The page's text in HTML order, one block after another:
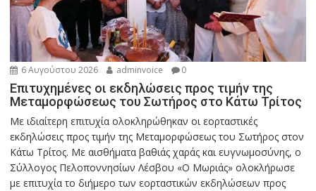
6 Αυγούστου 2026 adminvoice 0
Επιτυχημένες οι εκδηλώσεις προς τιμήν της
Μεταμορφώσεως του Σωτήρος στο Κάτω Τρίτος
Με ιδιαίτερη επιτυχία ολοκληρώθηκαν οι εορταστικές
εκδηλώσεις προς τιμήν της Μεταμορφώσεως του Σωτήρος στον
Κάτω Τρίτος. Με αισθήματα βαθιάς χαράς και ευγνωμοσύνης, ο
Σύλλογος Πελοποννησίων Λέσβου «Ο Μωριάς» ολοκλήρωσε
με επιτυχία το διήμερο των εορταστικών εκδηλώσεων προς